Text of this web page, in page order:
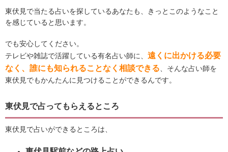
東伏見で当たる占いを探しているあなたも、きっとこのようなこと
を感じていると思います。
でも安心してください。
テレビや雑誌で活躍している有名占い師に、 遠くに出かける必要
なく、誰にも知られることなく相談できる、そんな占い師を
東伏見でもかんたんに見つけることができるんです。
東伏見で占ってもらえるところ
東伏見で占いができるところは、